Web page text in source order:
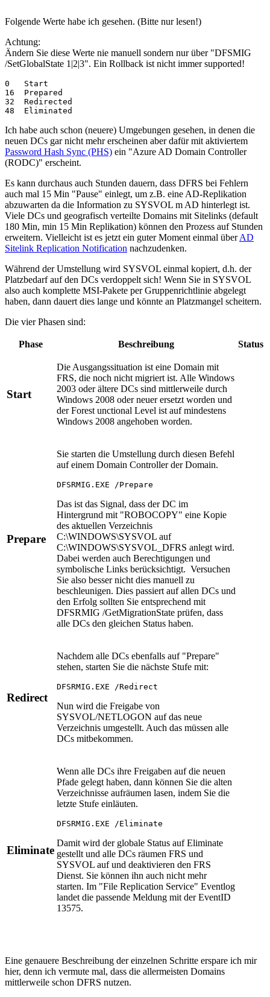
Folgende Werte habe ich gesehen. (Bitte nur lesen!)
Achtung:
Ändern Sie diese Werte nie manuell sondern nur über "DFSMIG
/SetGlobalState 1|2|3". Ein Rollback ist nicht immer supported!
0   Start
16  Prepared
32  Redirected
48  Eliminated
Ich habe auch schon (neuere) Umgebungen gesehen, in denen die
neuen DCs gar nicht mehr erscheinen aber dafür mit aktiviertem
Password Hash Sync (PHS) ein "Azure AD Domain Controller
(RODC)" erscheint.
Es kann durchaus auch Stunden dauern, dass DFRS bei Fehlern
auch mal 15 Min "Pause" einlegt, um z.B. eine AD-Replikation
abzuwarten da die Information zu SYSVOL m AD hinterlegt ist.
Viele DCs und geografisch verteilte Domains mit Sitelinks (default
180 Min, min 15 Min Replikation) können den Prozess auf Stunden
erweitern. Vielleicht ist es jetzt ein guter Moment einmal überAD
Sitelink Replication Notification nachzudenken.
Während der Umstellung wird SYSVOL einmal kopiert, d.h. der
Platzbedarf auf den DCs verdoppelt sich! Wenn Sie in SYSVOL
also auch komplette MSI-Pakete per Gruppenrichtlinie abgelegt
haben, dann dauert dies lange und könnte an Platzmangel scheitern.
Die vier Phasen sind:
Phase Beschreibung Status
Start
Die Ausgangssituation ist eine Domain mit
FRS, die noch nicht migriert ist. Alle Windows
2003 oder ältere DCs sind mittlerweile durch
Windows 2008 oder neuer ersetzt worden und
der Forest unctional Level ist auf mindestens
Windows 2008 angehoben worden.
Prepare
Sie starten die Umstellung durch diesen Befehl
auf einem Domain Controller der Domain.
DFSRMIG.EXE /Prepare
Das ist das Signal, dass der DC im
Hintergrund mit "ROBOCOPY" eine Kopie
des aktuellen Verzeichnis
C:\WINDOWS\SYSVOL auf
C:\WINDOWS\SYSVOL_DFRS anlegt wird.
Dabei werden auch Berechtigungen und
symbolische Links berücksichtigt. Versuchen
Sie also besser nicht dies manuell zu
beschleunigen. Dies passiert auf allen DCs und
den Erfolg sollten Sie entsprechend mit
DFSRMIG /GetMigrationState prüfen, dass
alle DCs den gleichen Status haben.
Redirect
Nachdem alle DCs ebenfalls auf "Prepare"
stehen, starten Sie die nächste Stufe mit:
DFSRMIG.EXE /Redirect
Nun wird die Freigabe von
SYSVOL/NETLOGON auf das neue
Verzeichnis umgestellt. Auch das müssen alle
DCs mitbekommen.
Eliminate
Wenn alle DCs ihre Freigaben auf die neuen
Pfade gelegt haben, dann können Sie die alten
Verzeichnisse aufräumen lasen, indem Sie die
letzte Stufe einläuten.
DFSRMIG.EXE /Eliminate
Damit wird der globale Status auf Eliminate
gestellt und alle DCs räumen FRS und
SYSVOL auf und deaktivieren den FRS
Dienst. Sie können ihn auch nicht mehr
starten. Im "File Replication Service" Eventlog
landet die passende Meldung mit der EventID
13575.
Eine genauere Beschreibung der einzelnen Schritte erspare ich mir
hier, denn ich vermute mal, dass die allermeisten Domains
mittlerweile schon DFRS nutzen.